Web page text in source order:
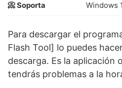
📀 Soporta
Windows
Para descargar el
Flash Tool] lo puedes
descarga. Es la aplicación
tendrás problemas a la